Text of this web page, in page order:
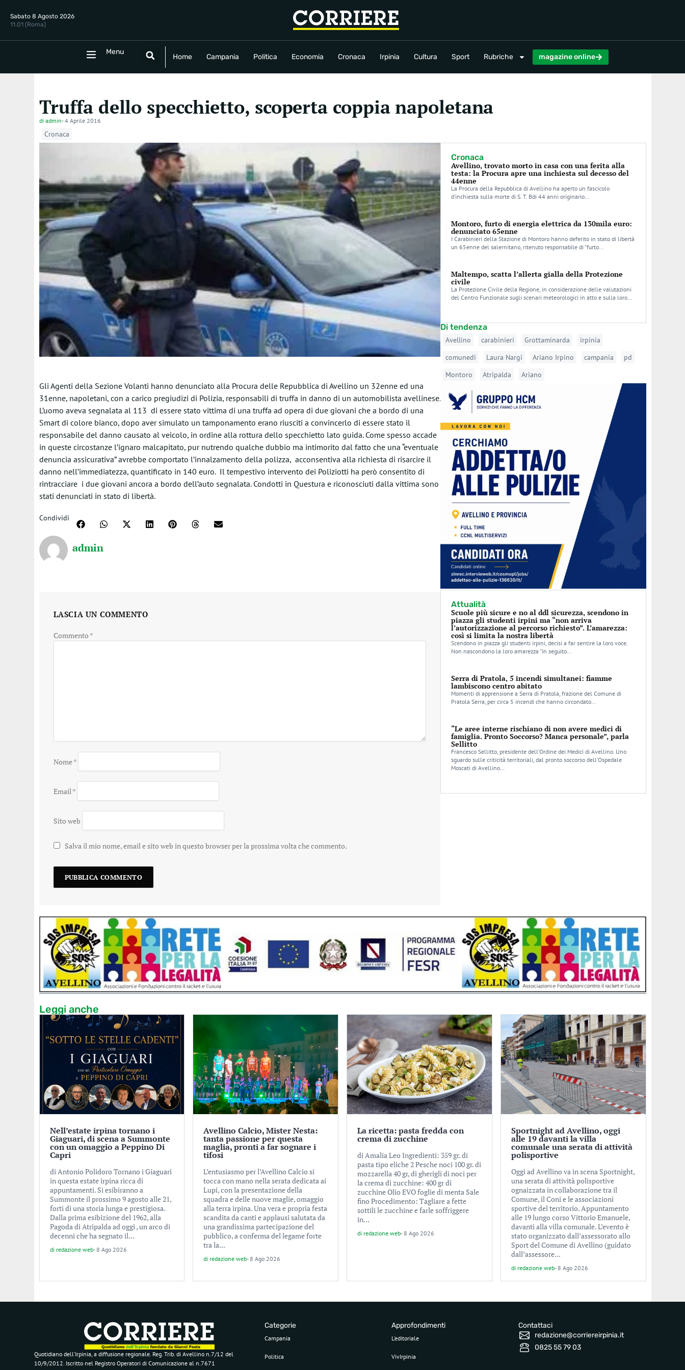
Sabato 8 Agosto 2026
11.01 (Roma)
Menu
Home Campania Politica Economia Cronaca Irpinia Cultura Sport Rubriche magazine online
Home Campania Politica Economia Cronaca Irpinia Sport Rubriche
Truffa dello specchietto, scoperta coppia napoletana
di admin-4 Aprile 2016
Cronaca
Gli Agenti della Sezione Volanti hanno denunciato alla Procura delle Repubblica di Avellino un 32enne ed una
31enne, napoletani, con a carico pregiudizi di Polizia, responsabili di truffa in danno di un automobilista avellinese.
L’uomo aveva segnalata al 113 di essere stato vittima di una truffa ad opera di due giovani che a bordo di una
Smart di colore bianco, dopo aver simulato un tamponamento erano riusciti a convincerlo di essere stato il
responsabile del danno causato al veicolo, in ordine alla rottura dello specchietto lato guida. Come spesso accade
in queste circostanze l’ignaro malcapitato, pur nutrendo qualche dubbio ma intimorito dal fatto che una “eventuale
denuncia assicurativa” avrebbe comportato l’innalzamento della polizza, acconsentiva alla richiesta di risarcire il
danno nell’immediatezza, quantificato in 140 euro. Il tempestivo intervento dei Poliziotti ha però consentito di
rintracciare i due giovani ancora a bordo dell’auto segnalata. Condotti in Questura e riconosciuti dalla vittima sono
stati denunciati in stato di libertà.
Condividi
admin
LASCIA UN COMMENTO
Commento *
Nome*
Email *
Sito web
Salva il mio nome, email e sito web in questo browser per la prossima volta che commento.
Cronaca
Avellino, trovato morto in casa con una ferita alla
testa: la Procura apre una inchiesta sul decesso del
44enne
La Procura della Repubblica di Avellino ha aperto un fascicolo
d’inchiesta sulla morte di S. T. Bdi 44 anni originario…
Montoro, furto di energia elettrica da 130mila euro:
denunciato 65enne
I Carabinieri della Stazione di Montoro hanno deferito in stato di libertà
un 65enne del salernitano, ritenuto responsabile di “furto…
Maltempo, scatta l’allerta gialla della Protezione
civile
La Protezione Civile della Regione, in considerazione delle valutazioni
del Centro Funzionale sugli scenari meteorologici in atto e sulla loro…
Di tendenza
Avellino carabinieri Grottaminarda
irpinia
comunedi
Laura Nargi Ariano Irpino campania
pd
Montoro
Atripalda Ariano
Attualità
Scuole più sicure e no al ddl sicurezza, scendono in
piazza gli studenti irpini ma “non arriva
l’autorizzazione al percorso richiesto”. L’amarezza:
così si limita la nostra libertà
Scendono in piazza gli studenti irpini, decisi a far sentire la loro voce.
Non nascondono la loro amarezza “In seguito…
Serra di Pratola, 5 incendi simultanei: fiamme
lambiscono centro abitato
Momenti di apprensione a Serra di Pratola, frazione del Comune di
Pratola Serra, per circa 5 incendi che hanno circondato…
“Le aree interne rischiano di non avere medici di
famiglia. Pronto Soccorso? Manca personale”, parla
Sellitto
Francesco Sellitto, presidente dell’Ordine dei Medici di Avellino. Uno
sguardo sulle criticità territoriali, dal pronto soccorso dell’Ospedale
Moscati di Avellino…
Leggi anche
Nell’estate irpina tornano i
Giaguari, di scena a Summonte
con un omaggio a Peppino Di
Capri
di Antonio Polidoro Tornano i Giaguari
in questa estate irpina ricca di
appuntamenti. Si esibiranno a
Summonte il prossimo 9 agosto alle 21,
forti di una storia lunga e prestigiosa.
Dalla prima esibizione del 1962, alla
Pagoda di Atripalda ad oggi , un arco di
decenni che ha segnato il...
di redazione web- 8 Ago 2026
Avellino Calcio, Mister Nesta:
tanta passione per questa
maglia, pronti a far sognare i
tifosi
L’entusiasmo per l’Avellino Calcio si
tocca con mano nella serata dedicata ai
Lupi, con la presentazione della
squadra e delle nuove maglie, omaggio
alla terra irpina. Una vera e propria festa
scandita da canti e applausi salutata da
una grandissima partecipazione del
pubblico, a conferma del legame forte
tra la...
di redazione web- 8 Ago 2026
La ricetta: pasta fredda con
crema di zucchine
di Amalia Leo Ingredienti: 359 gr. di
pasta tipo eliche 2 Pesche noci 100 gr. di
mozzarella 40 gr, di gherigli di noci per
la crema di zucchine: 400 gr di
zucchine Olio EVO foglie di menta Sale
fino Procedimento: Tagliare a fette
sottili le zucchine e farle soffriggere
in...
di redazione web- 8 Ago 2026
Sportnight ad Avellino, oggi
alle 19 davanti la villa
comunale una serata di attività
polisportive
Oggi ad Avellino va in scena Sportnight,
una serata di attività polisportive
ognaizzata in collaborazione tra il
Comune, il Coni e le associazioni
sportive del territorio. Appuntamento
alle 19 lungo corso Vittorio Emanuele,
davanti alla villa comunale. L’evento è
stato organizzato dall’assessorato allo
Sport del Comune di Avellino (guidato
dall’assessore...
di redazione web- 8 Ago 2026
Quotidiano dell’Irpinia, a diffusione regionale. Reg. Trib. di Avellino n.7/12 del
10/9/2012. Iscritto nel Registro Operatori di Comunicazione al n.7671
Categorie
Campania
Politica
Approfondimenti
L’editoriale
VivIrpinia
Contattaci
redazione@corriereirpinia.it
0825 55 79 03